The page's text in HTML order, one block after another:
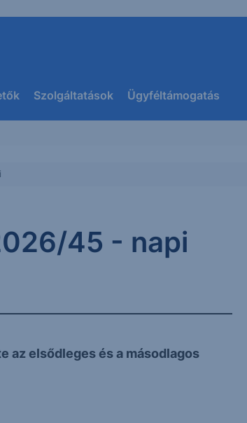
Szolgáltatások Ügyféltámogatás
45 - napi
az elsődleges és a másodlagos